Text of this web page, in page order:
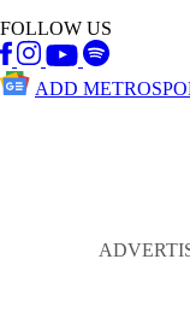
FOLLOW US
ADD